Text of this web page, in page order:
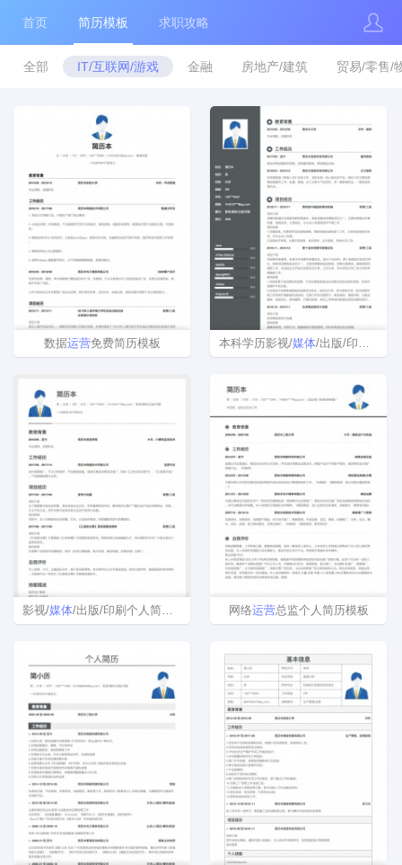
首页 简历模板 求职攻略
全部 IT/互联网/游戏 金融 房地产/建筑 贸易/零售/
数据运营免费简历模板 本科学历影视/媒体/出版/印刷完整个人简历样本
影视/媒体/出版/印刷个人简历表格模板 网络运营总监个人简历模板